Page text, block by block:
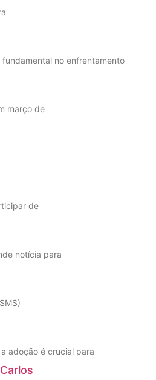
no enfrentamento
março de
de
notícia para
adoção é crucial para